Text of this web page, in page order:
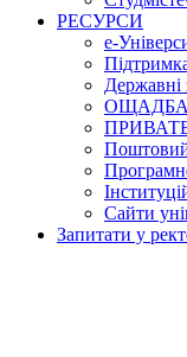
РЕСУРСИ
е-
Державні
Сайти
Запитати у